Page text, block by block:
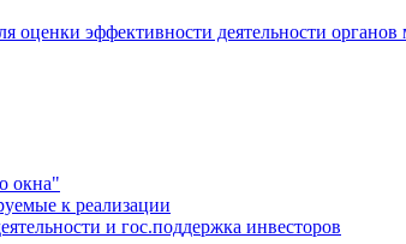
оценки эффективности деятельности
окна"
к реализации
и гос.поддержка инвесторов